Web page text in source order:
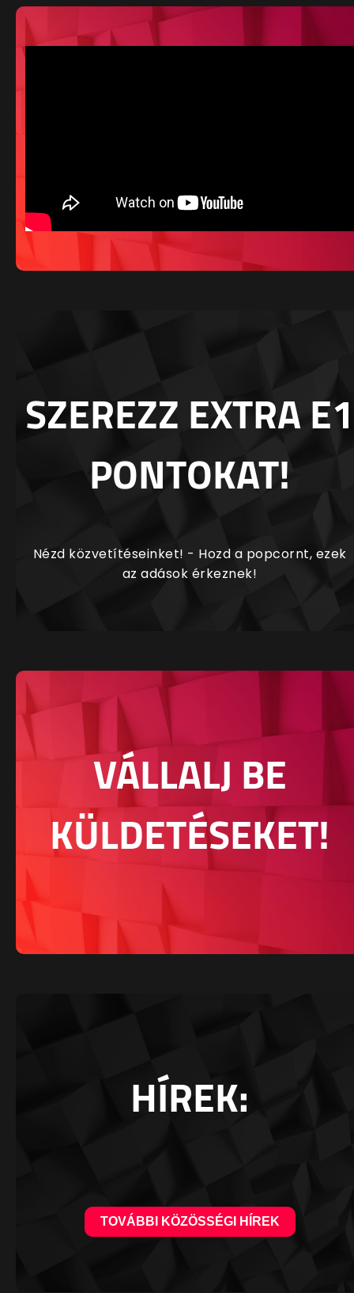
SZEREZZ EXTRA E1
PONTOKAT!
Nézd közvetítéseinket! - Hozd a popcornt, ezek
az adások érkeznek!
VÁLLALJ BE
KÜLDETÉSEKET!
HÍREK:
TOVÁBBI KÖZÖSSÉGI HÍREK